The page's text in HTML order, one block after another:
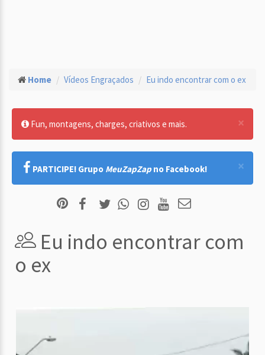
Home Vídeos Engraçados Eu indo encontrar com o ex
×
Fun, montagens, charges, criativos e mais.
×
PARTICIPE! Grupo MeuZapZap no Facebook!
Eu indo encontrar com
o ex